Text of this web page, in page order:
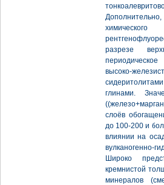
разрезе
высоко-
глинами.
слоёв
до 100-200 и
влиянии на
вулканогенно-
Широко
кремнистой
минералов